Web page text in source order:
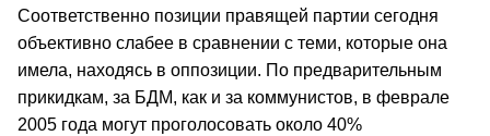
Соответственно позиции правящей партии сегодня
объективно слабее в сравнении с теми, которые она
имела, находясь в оппозиции. По предварительным
прикидкам, за БДМ, как и за коммунистов, в феврале
2005 года могут проголосовать около 40%